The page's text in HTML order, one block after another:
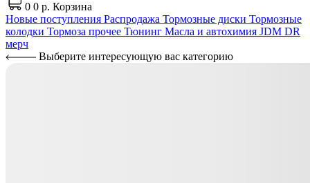
0 0 р. Корзина
Новые поступления Распродажа Тормозные диски Тормозные
колодки Тормоза прочее Тюнинг Масла и автохимия JDM DR
мерч
Выберите интересующую вас категорию